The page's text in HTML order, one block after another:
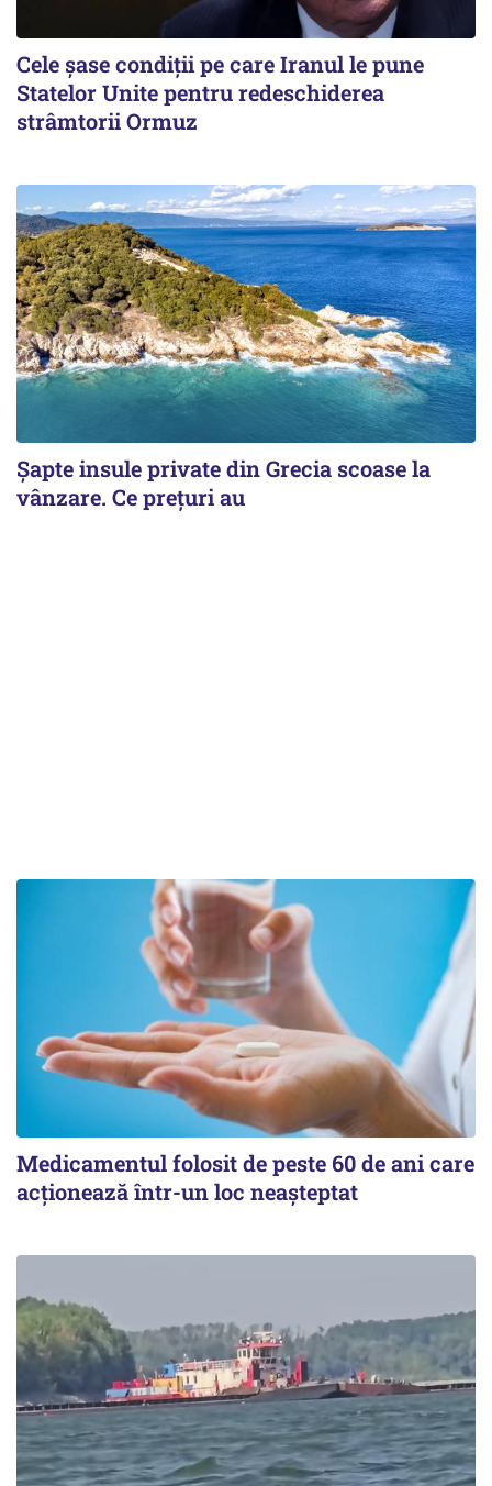
Cele șase condiții pe care Iranul le pune
Statelor Unite pentru redeschiderea
strâmtorii Ormuz
Șapte insule private din Grecia scoase la
vânzare. Ce prețuri au
Medicamentul folosit de peste 60 de ani care
acționează într-un loc neașteptat